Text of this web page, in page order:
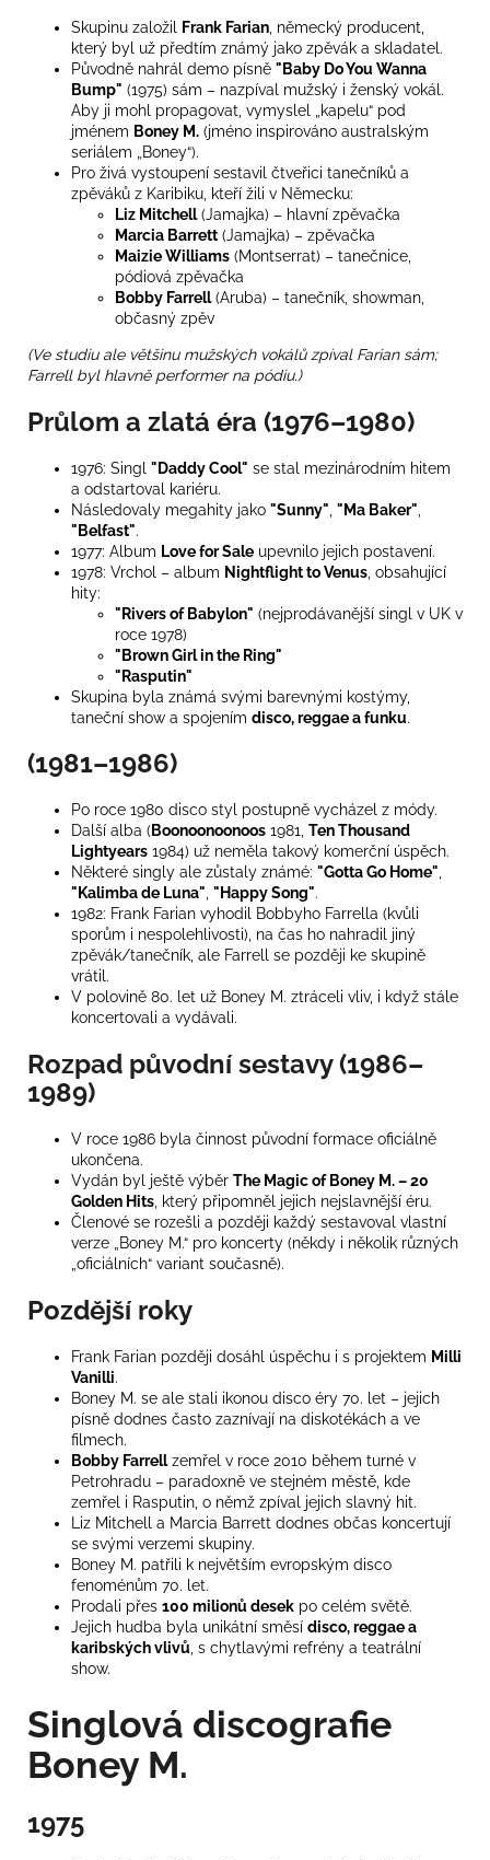
Skupinu založil Frank Farian , německý producent,
který byl už předtím známý jako zpěvák a skladatel.
Původně nahrál demo písně "Baby Do You Wanna
Bump" (1975) sám – nazpíval mužský i ženský vokál.
Aby ji mohl propagovat, vymyslel „kapelu“ pod
jménem Boney M. (jméno inspirováno australským
seriálem „Boney“).
Pro živá vystoupení sestavil čtveřici tanečníků a
zpěváků z Karibiku, kteří žili v Německu:
Liz Mitchell(Jamajka) – hlavní zpěvačka
Marcia Barrett (Jamajka) – zpěvačka
Maizie Williams (Montserrat) – tanečnice,
pódiová zpěvačka
Bobby Farrell(Aruba) – tanečník, showman,
občasný zpěv
(Ve studiu ale většinu mužských vokálů zpíval Farian sám;
Farrell byl hlavně performer na pódiu.)
Průlom a zlatá éra (1976–1980)
1976: Singl "Daddy Cool" se stal mezinárodním hitem
a odstartoval kariéru.
Následovaly megahity jako "Sunny" "Ma Baker"
"Belfast".
1977: Album Love for Sale upevnilo jejich postavení.
1978: Vrchol – album Nightflight to Venus , obsahující
hity:
"Rivers of Babylon" (nejprodávanější singl v UK v
roce 1978)
"Brown Girl in the Ring"
"Rasputin"
Skupina byla známá svými barevnými kostýmy,
taneční show a spojením disco, reggae a funku.
(1981–1986)
Po roce 1980 disco styl postupně vycházel z módy.
Další alba (Boonoonoonoos 1981, Ten Thousand
Lightyears 1984) už neměla takový komerční úspěch.
Některé singly ale zůstaly známé: "Gotta Go Home",
"Kalimba de Luna", "Happy Song".
1982: Frank Farian vyhodil Bobbyho Farrella (kvůli
sporům i nespolehlivosti), na čas ho nahradil jiný
zpěvák/tanečník, ale Farrell se později ke skupině
vrátil.
V polovině 80. let už Boney M. ztráceli vliv, i když stále
koncertovali a vydávali.
Rozpad původní sestavy (1986–
1989)
V roce 1986 byla činnost původní formace oficiálně
ukončena.
Vydán byl ještě výběr The Magic of Boney M. – 20
Golden Hits , který připomněl jejich nejslavnější éru.
Členové se rozešli a později každý sestavoval vlastní
verze „Boney M.“ pro koncerty (někdy i několik různých
„oficiálních“ variant současně).
Pozdější roky
Frank Farian později dosáhl úspěchu i s projektem Milli
Vanilli.
Boney M. se ale stali ikonou disco éry 70. let – jejich
písně dodnes často zaznívají na diskotékách a ve
filmech.
Bobby Farrellzemřel v roce 2010 během turné v
Petrohradu – paradoxně ve stejném městě, kde
zemřel i Rasputin, o němž zpíval jejich slavný hit.
Liz Mitchell a Marcia Barrett dodnes občas koncertují
se svými verzemi skupiny.
Boney M. patřili k největším evropským disco
fenoménům 70. let.
Prodali přes 100 milionů desek po celém světě.
Jejich hudba byla unikátní směsí disco, reggae a
karibských vlivů , s chytlavými refrény a teatrální
show.
Singlová discografie
Boney M.
1975